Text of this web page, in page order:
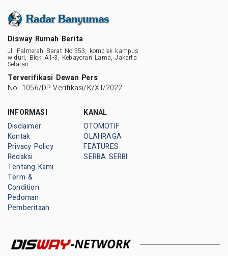
Disway Rumah Berita
Jl. Palmerah Barat No.353, komplek kampus
widuri, Blok A1-3, Kebayoran Lama, Jakarta
Selatan
Terverifikasi Dewan Pers
No: 1056/DP-Verifikasi/K/XII/2022
INFORMASI
Disclaimer
Kontak
Privacy Policy
Redaksi
Tentang Kami
Term &
Condition
Pedoman
Pemberitaan
KANAL
OTOMOTIF
OLAHRAGA
FEATURES
SERBA SERBI